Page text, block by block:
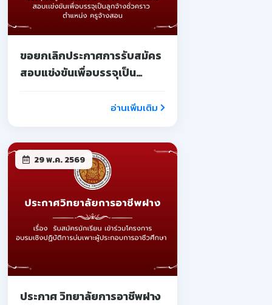
ขอยกเลิกประกาศการรับสมัคร
สอบแข่งขันเพื่อบรรจุเป็น
อ่านเพิ่มเติม
29 พ.ค. 2569
ประกาศ วิทยาลัยการอาชีพฝาง